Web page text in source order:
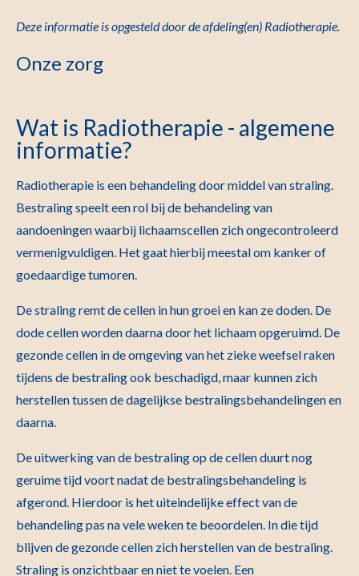
Deze informatie is opgesteld door de afdeling(en) Radiotherapie.
Onze zorg
Wat is Radiotherapie - algemene
informatie?
Radiotherapie is een behandeling door middel van straling.
Bestraling speelt een rol bij de behandeling van
aandoeningen waarbij lichaamscellen zich ongecontroleerd
vermenigvuldigen. Het gaat hierbij meestal om kanker of
goedaardige tumoren.
De straling remt de cellen in hun groei en kan ze doden. De
dode cellen worden daarna door het lichaam opgeruimd. De
gezonde cellen in de omgeving van het zieke weefsel raken
tijdens de bestraling ook beschadigd, maar kunnen zich
herstellen tussen de dagelijkse bestralingsbehandelingen en
daarna.
De uitwerking van de bestraling op de cellen duurt nog
geruime tijd voort nadat de bestralingsbehandeling is
afgerond. Hierdoor is het uiteindelijke effect van de
behandeling pas na vele weken te beoordelen. In die tijd
blijven de gezonde cellen zich herstellen van de bestraling.
Straling is onzichtbaar en niet te voelen. Een